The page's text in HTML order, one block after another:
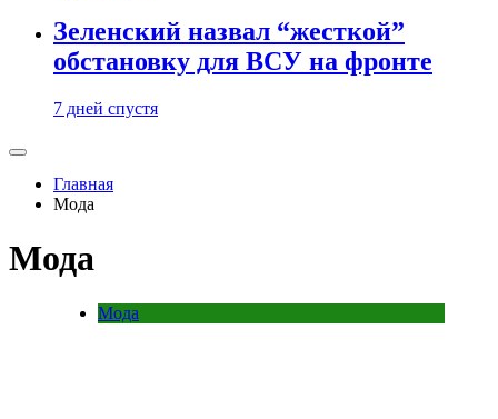
Зеленский назвал “жесткой”
обстановку для ВСУ на фронте
7 дней спустя
Главная
Мода
Мода
Мода